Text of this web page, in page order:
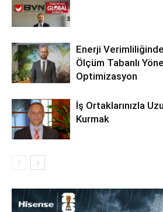
Enerji
Ölçüm Tabanlı
Optimizasyon
İş Ortaklarınızla
Kurmak